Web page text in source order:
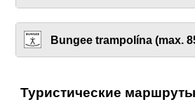
Bungee trampolína (max.
Туристические маршруты